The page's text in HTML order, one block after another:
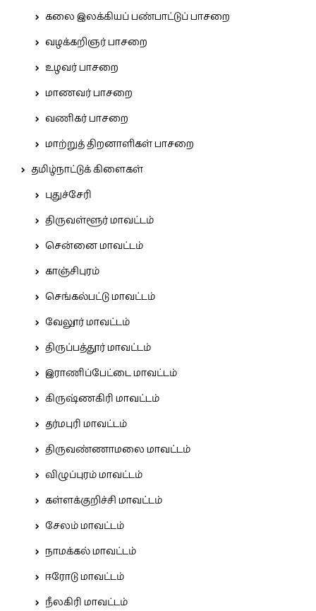
கலை இலக்கியப் பண்பாட்டுப் பாசறை
வழக்கறிஞர் பாசறை
உழவர் பாசறை
மாணவர் பாசறை
வணிகர் பாசறை
மாற்றுத் திறனாளிகள் பாசறை
தமிழ்நாட்டுக் கிளைகள்
புதுச்சேரி
திருவள்ளூர் மாவட்டம்
சென்னை மாவட்டம்
காஞ்சிபுரம்
செங்கல்பட்டு மாவட்டம்
வேலூர் மாவட்டம்
திருப்பத்தூர் மாவட்டம்
இராணிப்பேட்டை மாவட்டம்
கிருஷ்ணகிரி மாவட்டம்
தர்மபுரி மாவட்டம்
திருவண்ணாமலை மாவட்டம்
விழுப்புரம் மாவட்டம்
கள்ளக்குறிச்சி மாவட்டம்
சேலம் மாவட்டம்
நாமக்கல் மாவட்டம்
ஈரோடு மாவட்டம்
நீலகிரி மாவட்டம்